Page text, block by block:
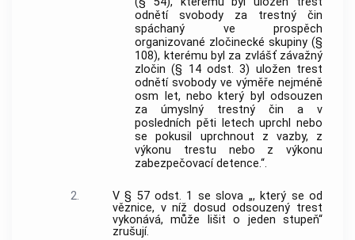
odnětí svobody za trestný čin
spáchaný ve prospěch
organizované zločinecké skupiny (§
108), kterému byl za zvlášť závažný
zločin (§ 14 odst. 3) uložen trest
odnětí svobody ve výměře nejméně
osm let, nebo který byl odsouzen
za úmyslný trestný čin a v
posledních pěti letech uprchl nebo
se pokusil uprchnout z vazby, z
výkonu trestu nebo z výkonu
zabezpečovací detence.“.
2.
V § 57 odst. 1 se slova „, který se od
věznice, v níž dosud odsouzený trest
vykonává, může lišit o jeden stupeň“
zrušují.